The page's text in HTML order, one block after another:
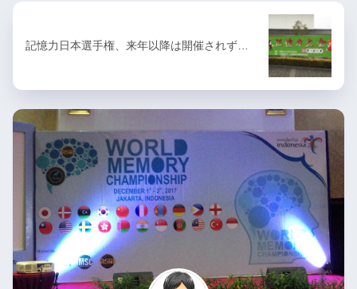
記憶力日本選手権、来年以降は開催されず…